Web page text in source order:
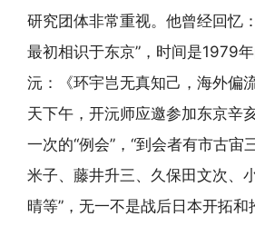
研究团体非常重视。他曾经回忆
最初相识于东京”，时间是1979
沅：《环宇岂无真知己，海外偏
天下午，开沅师应邀参加东京辛
一次的“例会”，“到会者有市古宙
米子、藤井升三、久保田文次、
晴等”，无一不是战后日本开拓和